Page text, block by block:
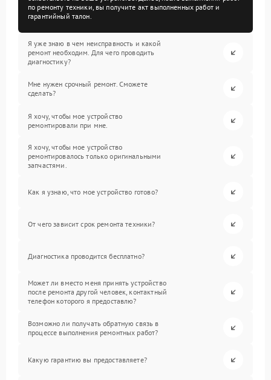
по ремонту техники, вы получите акт выполненных работ и
гарантийный талон.
Я уже знаю в чем неисправность и какой
ремонт необходим. Для чего проводить
диагностику?
Мне нужен срочный ремонт. Сможете
сделать?
Я хочу, чтобы мое устройство
ремонтировали при мне.
Я хочу, чтобы мое устройство
ремонтировалось только оригинальными
запчастями.
Как я узнаю, что мое устройство готово?
От чего зависит срок ремонта техники?
Диагностика проводится бесплатно?
Может ли вместо меня принять устройство
после ремонта другой человек, контактный
телефон которого я предоставлю?
Возможно ли получать обратную связь в
процессе выполнения ремонтных работ?
Какую гарантию вы предоставляете?